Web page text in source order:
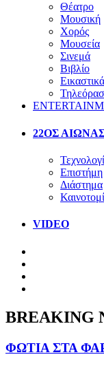
Θέατρο
Μουσική
Χορός
Μουσεία
Σινεμά
Βιβλίο
Εικαστικά
22ΟΣ
Επιστήμη
Διάστημα
VIDEO
BREAKING
ΦΩΤΙΑ ΣΤΑ